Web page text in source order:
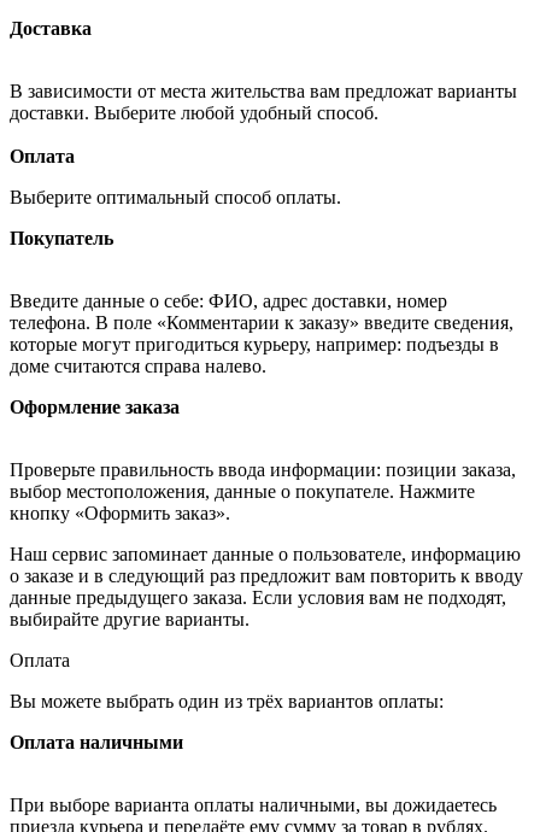
Доставка
В зависимости от места жительства вам предложат варианты
доставки. Выберите любой удобный способ.
Оплата
Выберите оптимальный способ оплаты.
Покупатель
Введите данные о себе: ФИО, адрес доставки, номер
телефона. В поле «Комментарии к заказу» введите сведения,
которые могут пригодиться курьеру, например: подъезды в
доме считаются справа налево.
Оформление заказа
Проверьте правильность ввода информации: позиции заказа,
выбор местоположения, данные о покупателе. Нажмите
кнопку «Оформить заказ».
Наш сервис запоминает данные о пользователе, информацию
о заказе и в следующий раз предложит вам повторить к вводу
данные предыдущего заказа. Если условия вам не подходят,
выбирайте другие варианты.
Оплата
Вы можете выбрать один из трёх вариантов оплаты:
Оплата наличными
При выборе варианта оплаты наличными, вы дожидаетесь
приезда курьера и передаёте ему сумму за товар в рублях.